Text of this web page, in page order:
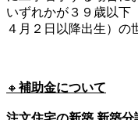
いずれかが３９歳以下
４月２日以降出生）の
🔸 補助金について